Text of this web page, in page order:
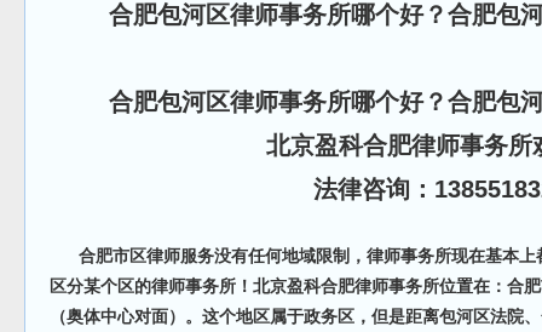
合肥包河区律师事务所哪个好？合肥包
合肥包河区律师事务所哪个好？合肥包
北京盈科合肥律师事务所
法律咨询：
合肥市区律师服务没有任何地域限制，律师事务所现在基本上
区分某个区的律师事务所！北京盈科合肥律师事务所位置在：合
（奥体中心对面）。这个地区属于政务区，但是距离包河区法院